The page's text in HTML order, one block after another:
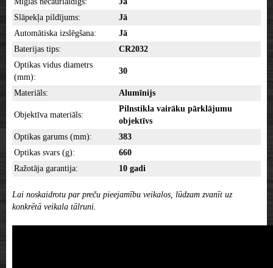
Slāpekļa pildījums:
Jā
Automātiska izslēgšana:
Jā
Baterijas tips:
CR2032
Optikas vidus diametrs
(mm):
30
Materiāls: Alumīnijs
Objektīva materiāls:
Pilnstikla vairāku pārklājumu
objektīvs
Optikas garums (mm):
383
Optikas svars (g):
660
Ražotāja garantija:
10 gadi
Lai noskaidrotu par preču pieejamību veikalos, lūdzam zvanīt uz
konkrētā veikala tālruni.